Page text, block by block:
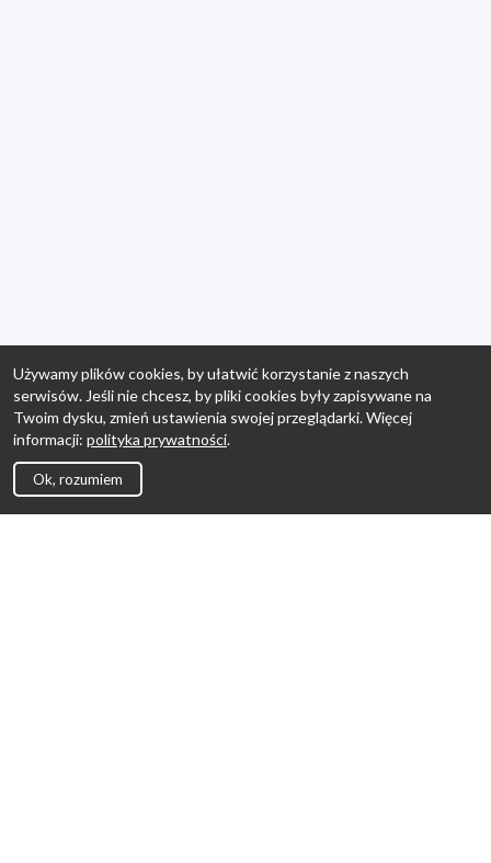
Używamy plików cookies, by ułatwić korzystanie z naszych
serwisów. Jeśli nie chcesz, by pliki cookies były zapisywane na
Twoim dysku, zmień ustawienia swojej przeglądarki. Więcej
informacji: polityka prywatności.
Ok, rozumiem